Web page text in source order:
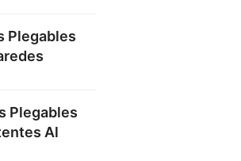
Plegables
Plegables
Al